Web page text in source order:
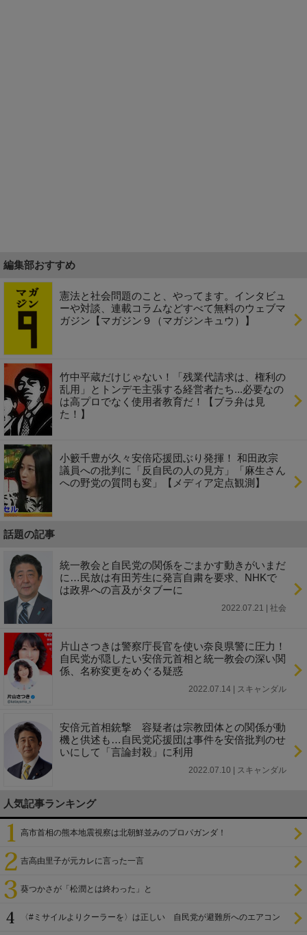
編集部おすすめ
憲法と社会問題のこと、やってます。インタビュ
ーや対談、連載コラムなどすべて無料のウェブマ
ガジン【マガジン９（マガジンキュウ）】
竹中平蔵だけじゃない！「残業代請求は、権利の
乱用」とトンデモ主張する経営者たち...必要なの
は高プロでなく使用者教育だ！【ブラ弁は見
た！】
小籔千豊が久々安倍応援団ぶり発揮！ 和田政宗
議員への批判に「反自民の人の見方」「麻生さん
への野党の質問も変」【メディア定点観測】
話題の記事
統一教会と自民党の関係をごまかす動きがいまだ
に…民放は有田芳生に発言自粛を要求、NHKで
は政界への言及がタブーに
2022.07.21 | 社会
片山さつきは警察庁長官を使い奈良県警に圧力！
自民党が隠したい安倍元首相と統一教会の深い関
係、名称変更をめぐる疑惑
2022.07.14 | スキャンダル
安倍元首相銃撃 容疑者は宗教団体との関係が動
機と供述も…自民党応援団は事件を安倍批判のせ
いにして「言論封殺」に利用
2022.07.10 | スキャンダル
人気記事ランキング
高市首相の熊本地震視察は北朝鮮並みのプロパガンダ！
吉高由里子が元カレに言った一言
葵つかさが「松潤とは終わった」と
〈#ミサイルよりクーラーを〉は正しい 自民党が避難所へのエアコン